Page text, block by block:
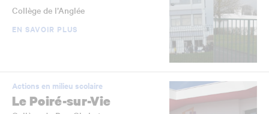
Collège de l’Anglée
EN SAVOIR PLUS
Actions en milieu scolaire
Le Poiré-sur-Vie